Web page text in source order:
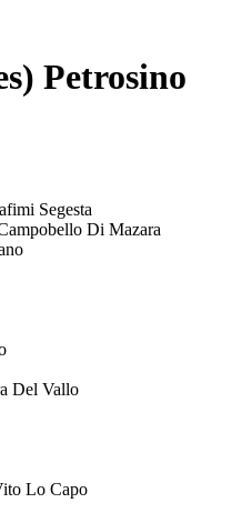
Petrosino
Segesta
Di Mazara
Del Vallo
Lo Capo